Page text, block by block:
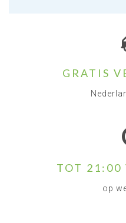
GRATIS
TOT 21:00
op